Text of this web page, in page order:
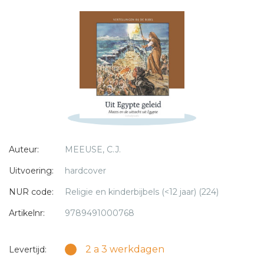
Auteur:
MEEUSE, C.J.
Uitvoering:
hardcover
NUR code:
Religie en kinderbijbels (<12 jaar) (224)
Artikelnr:
9789491000768
Levertijd: 2 a 3 werkdagen